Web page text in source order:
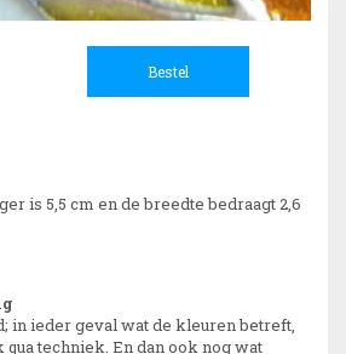
Bestel
is 5,5 cm en de breedte bedraagt 2,6
in ieder geval wat de kleuren betreft,
techniek. En dan ook nog wat